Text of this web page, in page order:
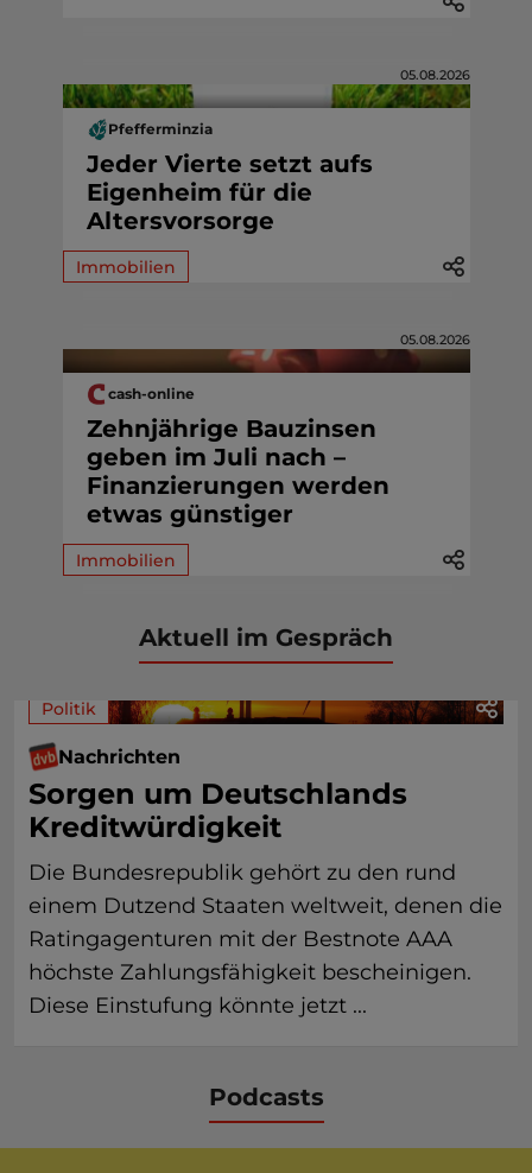
05.08.2026
Pfefferminzia
Jeder Vierte setzt aufs
Eigenheim für die
Altersvorsorge
Immobilien
05.08.2026
cash-online
Zehnjährige Bauzinsen
geben im Juli nach –
Finanzierungen werden
etwas günstiger
Immobilien
Aktuell im Gespräch
Politik
Nachrichten
Sorgen um Deutschlands
Kreditwürdigkeit
Die Bundesrepublik gehört zu den rund
einem Dutzend Staaten weltweit, denen die
Ratingagenturen mit der Bestnote AAA
höchste Zahlungsfähigkeit bescheinigen.
Diese Einstufung könnte jetzt ...
Podcasts